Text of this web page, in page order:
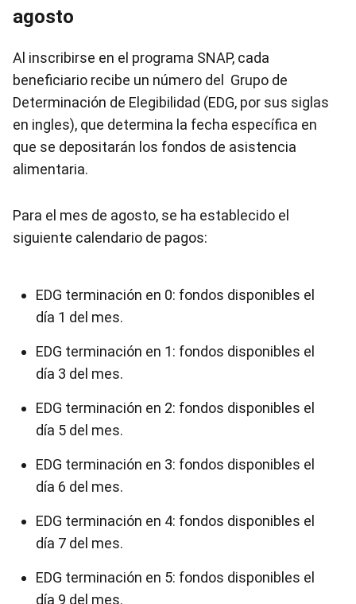
agosto
Al inscribirse en el programa SNAP, cada
beneficiario recibe un número del Grupo de
Determinación de Elegibilidad (EDG, por sus siglas
en ingles), que determina la fecha específica en
que se depositarán los fondos de asistencia
alimentaria.
Para el mes de agosto, se ha establecido el
siguiente calendario de pagos:
EDG terminación en 0: fondos disponibles el
día 1 del mes.
EDG terminación en 1: fondos disponibles el
día 3 del mes.
EDG terminación en 2: fondos disponibles el
día 5 del mes.
EDG terminación en 3: fondos disponibles el
día 6 del mes.
EDG terminación en 4: fondos disponibles el
día 7 del mes.
EDG terminación en 5: fondos disponibles el
día 9 del mes.